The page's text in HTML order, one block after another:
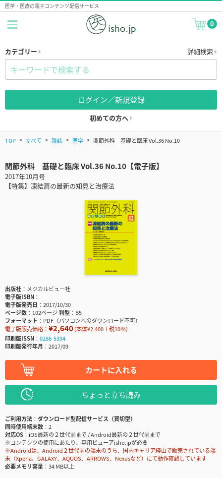
医学・医療の電子コンテンツ配信サービス
0
カテゴリー 詳細検索
ログイン／新規登録
初めての方へ
TOP すべて 雑誌 医学 関節外科 基礎と臨床 Vol.36 No.10
関節外科 基礎と臨床 Vol.36 No.10【電子版】
2017年10月号
【特集】凍結肩の最新の知見と治療法
出版社
メジカルビュー社
電子版ISBN
電子版発売日
2017/10/30
ページ数
102ページ判型
B5
フォーマット
PDF（パソコンへのダウンロード不可）
電子版販売価格： ¥2,640(本体¥2,400＋税10％)
印刷版ISSN
0286-5394
印刷版発行年月
2017/09
カートに入れる
ちょっと立ち読み
ご利用方法
ダウンロード型配信サービス（買切型）
同時使用端末数
2
対応OS
iOS最新の２世代前まで / Android最新の２世代前まで
※コンテンツの使用にあたり、専用ビューアisho.jpが必要
※Androidは、Android２世代前の端末のうち、国内キャリア経由で販売されている端
末（Xperia、GALAXY、AQUOS、ARROWS、Nexusなど）にて動作確認しています
必要メモリ容量
34 MB以上